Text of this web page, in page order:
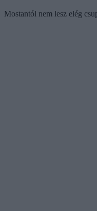
Mostantól nem lesz elég